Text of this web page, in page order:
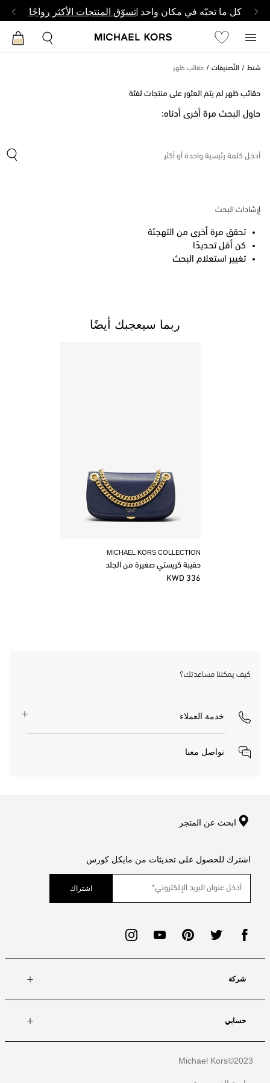
كل ما تحبّه في مكان واحد |تسوّق المنتجات الأكثر رواجًا
شنط التّصنيفات حقائب ظهر
حقائب ظهر لم يتم العثور على منتجات لفئة
حاول البحث مرة أخرى أدناه:
إرشادات البحث
تحقق مرة أخرى من التهجئة
كن أقل تحديدًا
تغيير استعلام البحث
ربما سيعجبك أيضًا
MICHAEL KORS COLLECTION
حقيبة كريستي صغيرة من الجلد
336 KWD
كيف يمكننا مساعدتك؟
خدمة العملاء
تواصل معنا
ابحث عن المتجر
اشترك للحصول على تحديثات من مايكل كورس
اشتراك
شركة
حسابي
Michael Kors